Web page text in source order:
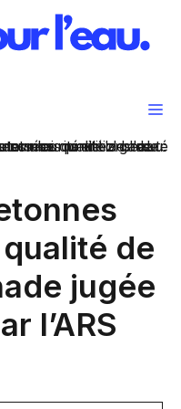
de
jugée
l’ARS